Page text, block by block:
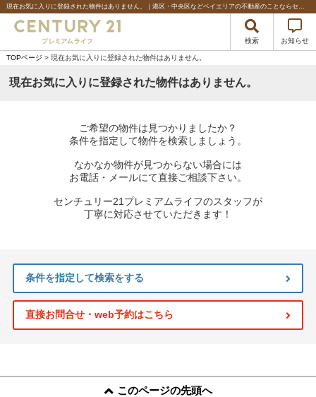
現在お気に入りに登録された物件はありません。｜港区・中央区などベイエリアの不動産のことならセンチュリー21プレミアムライフ
検索 お知らせ
TOPページ > 現在お気に入りに登録された物件はありません。
現在お気に入りに登録された物件はありません。
ご希望の物件は見つかりましたか？
条件を指定して物件を検索しましょう。
なかなか物件が見つからない場合には
お電話・メールにて直接ご相談下さい。
センチュリー21プレミアムライフのスタッフが
丁寧に対応させていただきます！
条件を指定して検索をする
直接お問合せ・web予約はこちら
このページの先頭へ